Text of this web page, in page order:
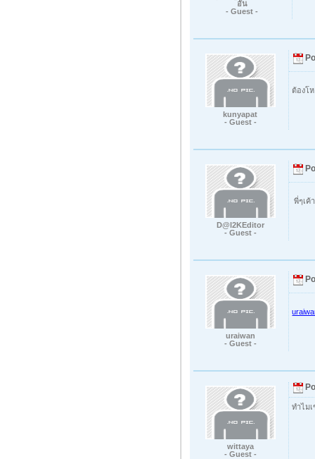
อั้น
- Guest -
kunyapat
- Guest -
ต้องโ
D@l2KEditor
- Guest -
พี่ๆเค้
uraiwan
- Guest -
wittaya
- Guest -
ทำไม